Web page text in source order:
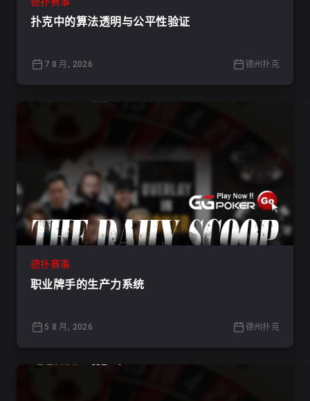
扑克中的算法透明与公平性验证
7 8 月, 2026 德州扑克
德扑赛事
职业牌手的生产力系统
5 8 月, 2026 德州扑克